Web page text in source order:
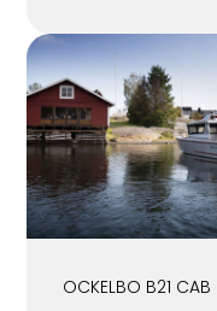
OCKELBO B21 CAB